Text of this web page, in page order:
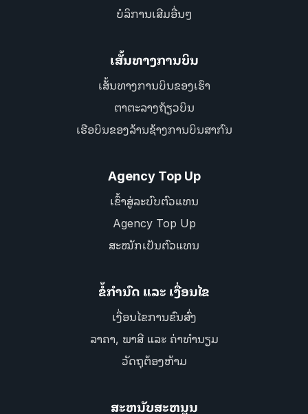
ບໍລິການເສີມອື່ນໆ
ເສັ້ນທາງການບິນ
ເສັ້ນທາງການບິນຂອງເຮົາ
ຕາຕະລາງຖ້ຽວບິນ
ເຮືອບິນຂອງລ້ານຊ້າງການບິນສາກົນ
Agency Top Up
ເຂົ້າສູ່ລະບົບຕົວແທນ
Agency Top Up
ສະໝັກເປັນຕົວແທນ
ຂໍ້ກຳນົດ ແລະ ເງື່ອນໄຂ
ເງື່ອນໄຂການຂົນສົ່ງ
ລາຄາ, ພາສີ ແລະ ຄ່າທຳນຽມ
ວັດຖຸຕ້ອງຫ້າມ
ສະຫນັບສະຫນູນ